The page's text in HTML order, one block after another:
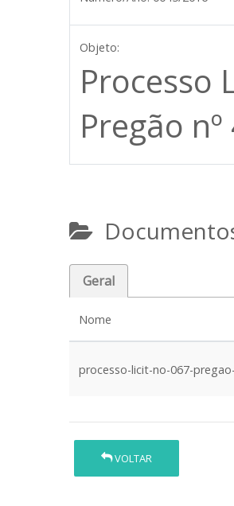
Objeto:
Processo
Pregão
Geral
Nome
processo-licit-no-067-
VOLTAR